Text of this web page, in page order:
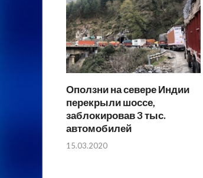
Оползни на севере Индии
перекрыли шоссе,
заблокировав 3 тыс.
автомобилей
15.03.2020